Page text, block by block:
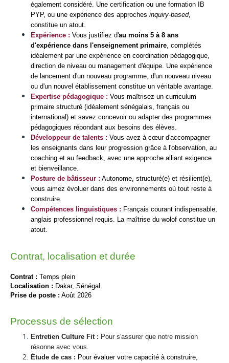
également considéré. Une certification ou une formation IB
PYP, ou une expérience des approches inquiry-based,
constitue un atout.
Expérience : Vous justifiez d'au moins 5 à 8 ans
d'expérience dans l'enseignement primaire, complétés
idéalement par une expérience en coordination pédagogique,
direction de niveau ou management d'équipe. Une expérience
de lancement d'un nouveau programme, d'un nouveau niveau
ou d'un nouvel établissement constitue un véritable avantage.
Expertise pédagogique : Vous maîtrisez un curriculum
primaire structuré (idéalement sénégalais, français ou
international) et savez concevoir ou adapter des programmes
pédagogiques répondant aux besoins des élèves.
Développeur de talents : Vous avez à cœur d'accompagner
les enseignants dans leur progression grâce à l'observation, au
coaching et au feedback, avec une approche alliant exigence
et bienveillance.
Posture de bâtisseur : Autonome, structuré(e) et résilient(e),
vous aimez évoluer dans des environnements où tout reste à
construire.
Compétences linguistiques : Français courant indispensable,
anglais professionnel requis. La maîtrise du wolof constitue un
atout.
Contrat, localisation et durée
Contrat : Temps plein
Localisation : Dakar, Sénégal
Prise de poste : Août 2026
Processus de sélection
Entretien Culture Fit : Pour s'assurer que notre mission
résonne avec vous.
Étude de cas : Pour évaluer votre capacité à construire,